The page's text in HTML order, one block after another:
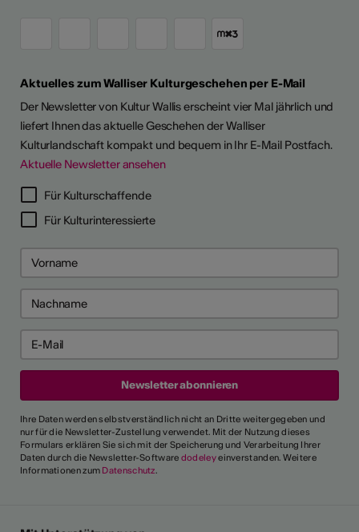
Aktuelles zum Walliser Kulturgeschehen per E-Mail
Der Newsletter von Kultur Wallis erscheint vier Mal jährlich und
liefert Ihnen das aktuelle Geschehen der Walliser
Kulturlandschaft kompakt und bequem in Ihr E-Mail Postfach.
Aktuelle Newsletter ansehen
Für Kulturschaffende
Für Kulturinteressierte
Ihre Daten werden selbstverständlich nicht an Dritte weitergegeben und
nur für die Newsletter-Zustellung verwendet. Mit der Nutzung dieses
Formulars erklären Sie sich mit der Speicherung und Verarbeitung Ihrer
Daten durch die Newsletter-Software dodeleyeinverstanden. Weitere
Informationen zum Datenschutz.